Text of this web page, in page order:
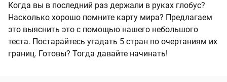
Когда вы в последний раз держали в руках глобус?
Насколько хорошо помните карту мира? Предлагаем
это выяснить это с помощью нашего небольшого
теста. Постарайтесь угадать 5 стран по очертаниям их
границ. Готовы? Тогда давайте начинать!